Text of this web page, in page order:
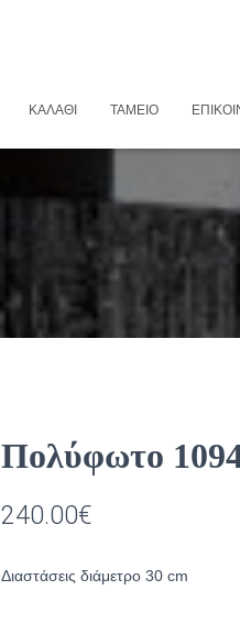
ΚΑΛΆΘΙ ΤΑΜΕΊΟ
Πολύφωτο
240.00€
Διαστάσεις διάμετρο 30 cm